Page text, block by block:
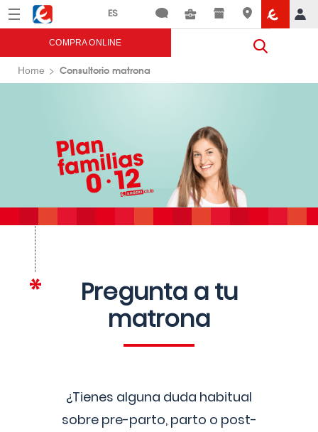
Menú Eroski
COMPRA ONLINE
Home Consultorio matrona
Pregunta a tu
matrona
¿Tienes alguna duda habitual
sobre pre-parto, parto o post-